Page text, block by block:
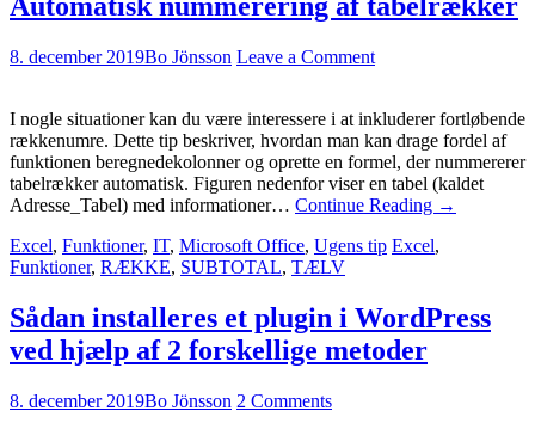
8. december 2019Bo Jönsson Leave a Comment
I nogle situationer kan du være interessere i at inkluderer fortløbende
rækkenumre. Dette tip beskriver, hvordan man kan drage fordel af
funktionen beregnedekolonner og oprette en formel, der nummererer
tabelrækker automatisk. Figuren nedenfor viser en tabel (kaldet
Adresse_Tabel) med informationer… Continue Reading →
Excel, Funktioner, IT, Microsoft Office, Ugens tip Excel,
Funktioner, RÆKKE, SUBTOTAL, TÆLV
Sådan installeres et plugin i WordPress
ved hjælp af 2 forskellige metoder
8. december 2019Bo Jönsson 2 Comments